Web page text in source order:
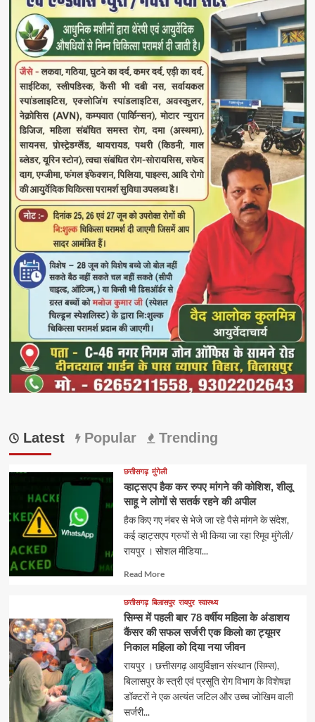
Latest Popular Trending
छत्तीसगढ़ मुंगेली
व्हाट्सएप हैक कर रुपए मांगने की कोशिश, शीलू
साहू ने लोगों से सतर्क रहने की अपील
हैक किए गए नंबर से भेजे जा रहे पैसे मांगने के संदेश,
कई व्हाट्सएप ग्रुपों से भी किया जा रहा रिमूव मुंगेली/
रायपुर । सोशल मीडिया...
Read MoreRead
about
छत्तीसगढ़ बिलासपुर रायपुर स्वास्थ्य
सिम्स में पहली बार 78 वर्षीय महिला के अंडाशय
कैंसर की सफल सर्जरी एक किलो का ट्यूमर
निकाल महिला को दिया नया जीवन
रायपुर । छत्तीसगढ़ आयुर्विज्ञान संस्थान (सिम्स),
बिलासपुर के स्त्री एवं प्रसूति रोग विभाग के विशेषज्ञ
डॉक्टरों ने एक अत्यंत जटिल और उच्च जोखिम वाली
सर्जरी...